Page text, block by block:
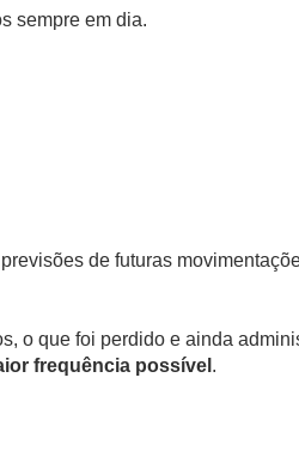
sempre em dia.
de futuras
o que foi perdido e ainda
frequência possível .